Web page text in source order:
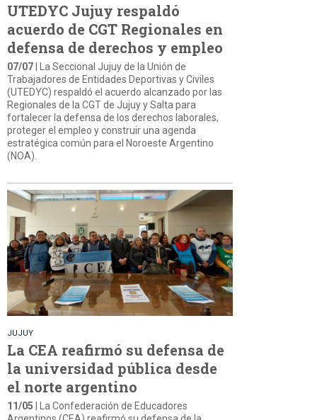
UTEDYC Jujuy respaldó
acuerdo de CGT Regionales en
defensa de derechos y empleo
07/07 | La Seccional Jujuy de la Unión de
Trabajadores de Entidades Deportivas y Civiles
(UTEDYC) respaldó el acuerdo alcanzado por las
Regionales de la CGT de Jujuy y Salta para
fortalecer la defensa de los derechos laborales,
proteger el empleo y construir una agenda
estratégica común para el Noroeste Argentino
(NOA).
JUJUY
La CEA reafirmó su defensa de
la universidad pública desde
el norte argentino
11/05 | La Confederación de Educadores